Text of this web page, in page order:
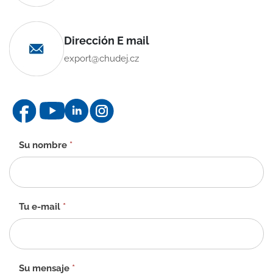
Dirección E mail
export@chudej.cz
Formulario
de
contacto
-
Su nombre *
Tu e-mail *
Su mensaje *